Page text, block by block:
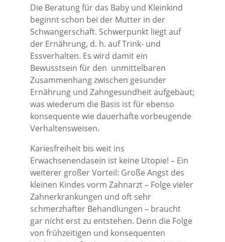
Die Beratung für das Baby und Kleinkind
beginnt schon bei der Mutter in der
Schwangerschaft. Schwerpunkt liegt auf
der Ernährung, d. h. auf Trink- und
Essverhalten. Es wird damit ein
Bewusstsein für den unmittelbaren
Zusammenhang zwischen gesunder
Ernährung und Zahngesundheit aufgebaut;
was wiederum die Basis ist für ebenso
konsequente wie dauerhafte vorbeugende
Verhaltensweisen.
Kariesfreiheit bis weit ins
Erwachsenendasein ist keine Utopie! – Ein
weiterer großer Vorteil: Große Angst des
kleinen Kindes vorm Zahnarzt – Folge vieler
Zahnerkrankungen und oft sehr
schmerzhafter Behandlungen – braucht
gar nicht erst zu entstehen. Denn die Folge
von frühzeitigen und konsequenten